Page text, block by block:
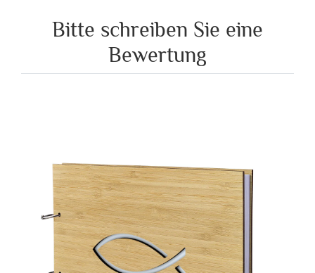
Bitte schreiben Sie eine
Bewertung